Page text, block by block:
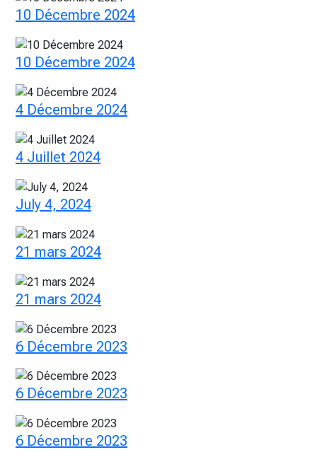
10 Décembre 2024
10 Décembre 2024
4 Décembre 2024
4 Juillet 2024
July 4, 2024
21 mars 2024
21 mars 2024
6 Décembre 2023
6 Décembre 2023
6 Décembre 2023